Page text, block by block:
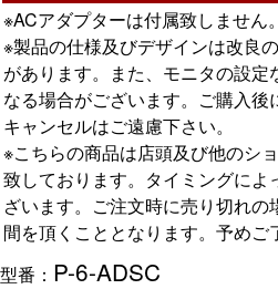
※ACアダプターは付属致しません。
※製品の仕様及びデザインは改良
があります。また、モニタの設
なる場合がございます。ご購入
キャンセルはご遠慮下さい。
※こちらの商品は店頭及び他のシ
致しております。タイミングに
ざいます。ご注文時に売り切れ
間を頂くこととなります。予めご
型番： P-6-ADSC